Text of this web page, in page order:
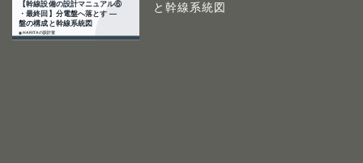
と幹線系統図